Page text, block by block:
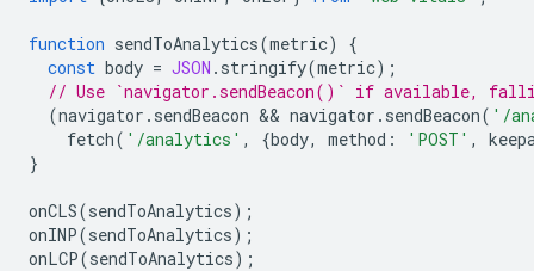
function sendToAnalytics(metric)
{
const body = JSON . stringify(metric);
// Use `navigator.sendBeacon()` if available,
(navigator . sendBeacon && navigator . sendBeacon( '/
fetch( '/analytics' , {body, method : 'POST' ,
}
onCLS(sendToAnalytics);
onINP(sendToAnalytics);
onLCP(sendToAnalytics);